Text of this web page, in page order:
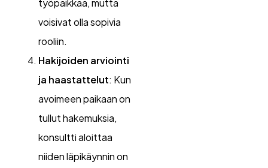
voisivat olla sopivia
rooliin.
Hakijoiden arviointi
ja haastattelut: Kun
avoimeen paikaan on
tullut hakemuksia,
konsultti aloittaa
niiden läpikäynnin on